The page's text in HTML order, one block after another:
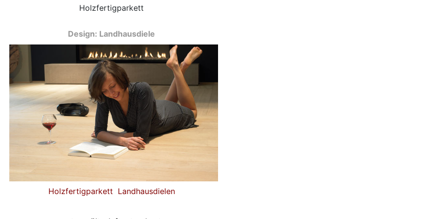
Holzfertigparkett
Design: Landhausdiele
Holzfertigparkett Landhausdielen